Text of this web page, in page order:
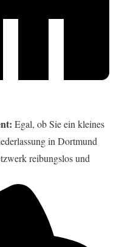
Egal, ob Sie ein kleines
in Dortmund
reibungslos und